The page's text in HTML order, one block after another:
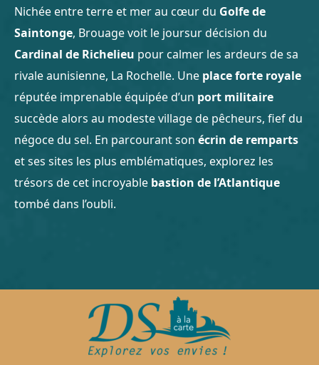
Nichée entre terre et mer au cœur du Golfe de
Saintonge, Brouage voit le joursur décision du
Cardinal de Richelieu pour calmer les ardeurs de sa
rivale aunisienne, La Rochelle. Une place forte royale
réputée imprenable équipée d’un port militaire
succède alors au modeste village de pêcheurs, fief du
négoce du sel. En parcourant son écrin de remparts
et ses sites les plus emblématiques, explorez les
trésors de cet incroyable bastion de l’Atlantique
tombé dans l’oubli.